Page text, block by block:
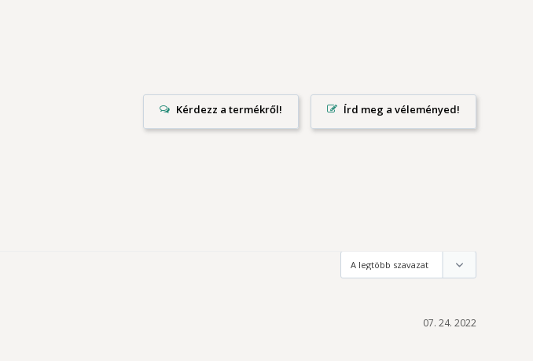
Írd meg a véleményed!
07. 24. 2022